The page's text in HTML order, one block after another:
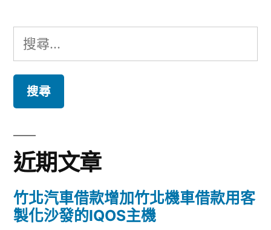
搜
尋
鍵
字:
近期文章
竹北汽車借款增加竹北機車借款用客
製化沙發的IQOS主機